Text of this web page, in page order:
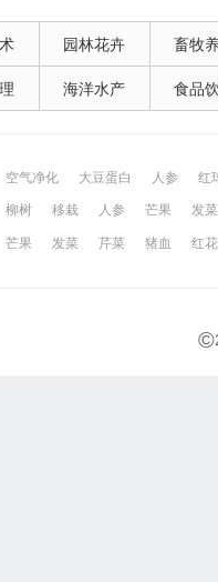
园林花卉 畜牧
海洋水产 食品
空气净化 大豆蛋白 人参 红
柳树 移栽 人参 芒果 发菜
芒果 发菜 芹菜 猪血 红花
©